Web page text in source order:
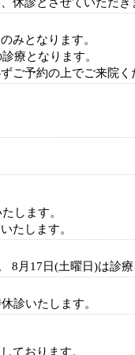
みとなります。
療となります。
ご予約の上でご来院く
します。
たします。
8月17日(土曜日)は診療
診いたします。
ております。